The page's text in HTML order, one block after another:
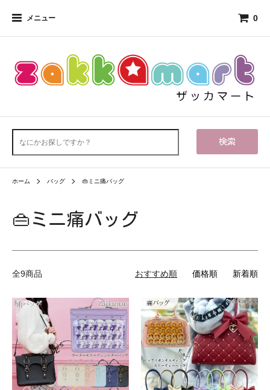
メニュー 0
検索
ホーム バッグ 👜ミニ痛バッグ
👜ミニ痛バッグ
全9商品 おすすめ順 価格順 新着順